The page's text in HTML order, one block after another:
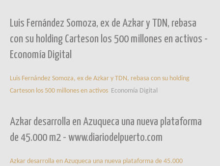
Luis Fernández Somoza, ex de Azkar y TDN, rebasa
con su holding Carteson los 500 millones en activos -
Economía Digital
Luis Fernández Somoza, ex de Azkar y TDN, rebasa con su holding
Carteson los 500 millones en activos Economía Digital
Azkar desarrolla en Azuqueca una nueva plataforma
de 45.000 m2 - www.diariodelpuerto.com
Azkar desarrolla en Azuqueca una nueva plataforma de 45.000